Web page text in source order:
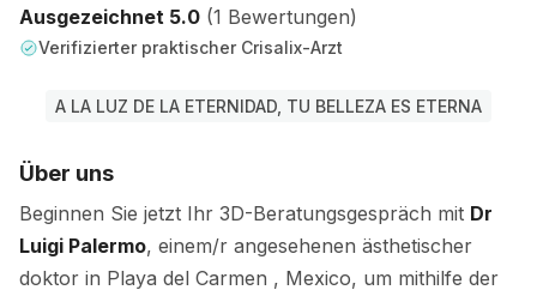
Ausgezeichnet 5.0 (1 Bewertungen)
Verifizierter praktischer Crisalix-Arzt
A LA LUZ DE LA ETERNIDAD, TU BELLEZA ES ETERNA
Über uns
Beginnen Sie jetzt Ihr 3D-Beratungsgespräch mit Dr
Luigi Palermo, einem/r angesehenen ästhetischer
doktor in Playa del Carmen , Mexico, um mithilfe der